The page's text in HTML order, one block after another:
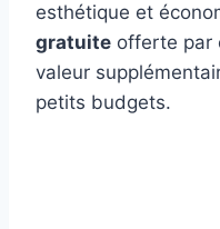
esthétique et
gratuite offerte par
valeur
petits budgets.